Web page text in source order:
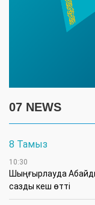
07 NEWS
8 Тамыз
10:30
Шыңғырлауда
сазды кеш өтті